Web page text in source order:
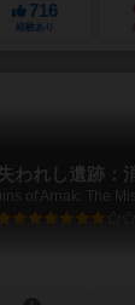
716
経験あり
われし遺跡：
of Arnak: The